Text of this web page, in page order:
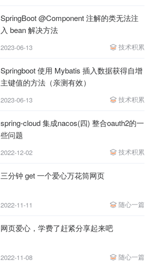
SpringBoot @Component 注解的类无法注
入 bean 解决方法
2023-06-13 技术积累
Springboot 使用 Mybatis 插入数据获得自增
主键值的方法（亲测有效）
2023-06-13 技术积累
spring-cloud 集成nacos(四) 整合oauth2的一
些问题
2022-12-02 技术积累
三分钟 get 一个爱心万花筒网页
2022-11-11 随心一篇
网页爱心，学费了赶紧分享起来吧
2022-11-08 随心一篇